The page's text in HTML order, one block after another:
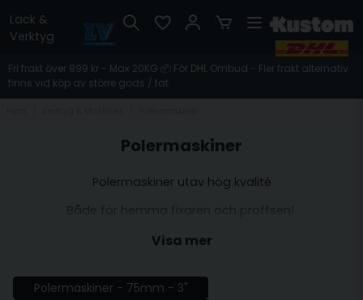
Lack &
Verktyg
Fri frakt över 899 kr - Max 20KG 📦 För DHL Ombud - Fler frakt alternativ
finns vid köp av större gods / fat
Polermaskiner
Polermaskiner utav hög kvalité
Både för hemma fixaren och proffsen!
Visa mer
Polermaskiner - 75mm - 3"